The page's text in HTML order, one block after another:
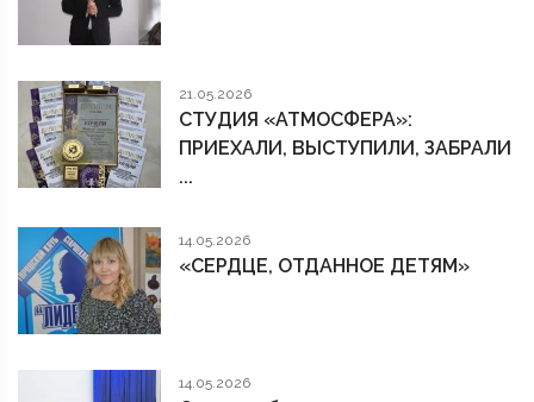
21.05.2026
СТУДИЯ «АТМОСФЕРА»:
ПРИЕХАЛИ, ВЫСТУПИЛИ, ЗАБРАЛИ
...
14.05.2026
«СЕРДЦЕ, ОТДАННОЕ ДЕТЯМ»
14.05.2026